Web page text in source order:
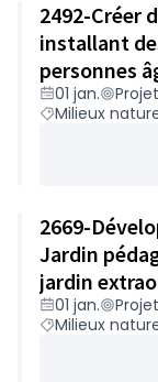
2492-Créer
installant
personnes
01 jan.
Milieux
2669-
Jardin
jardin
achat de
01 jan.
Milieux